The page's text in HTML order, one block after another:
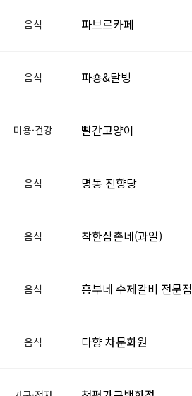
음식 파브르카페
음식 파숑&달빙
미용·건강 빨간고양이
음식 명동 진향당
음식 착한삼촌네(과일)
음식 흥부네 수제갈비 전문점
음식 다향 차문화원